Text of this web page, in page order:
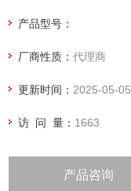
产品型号：
厂商性质：代理商
更新时间： 2025-05-05
访 问 量： 1663
产品咨询